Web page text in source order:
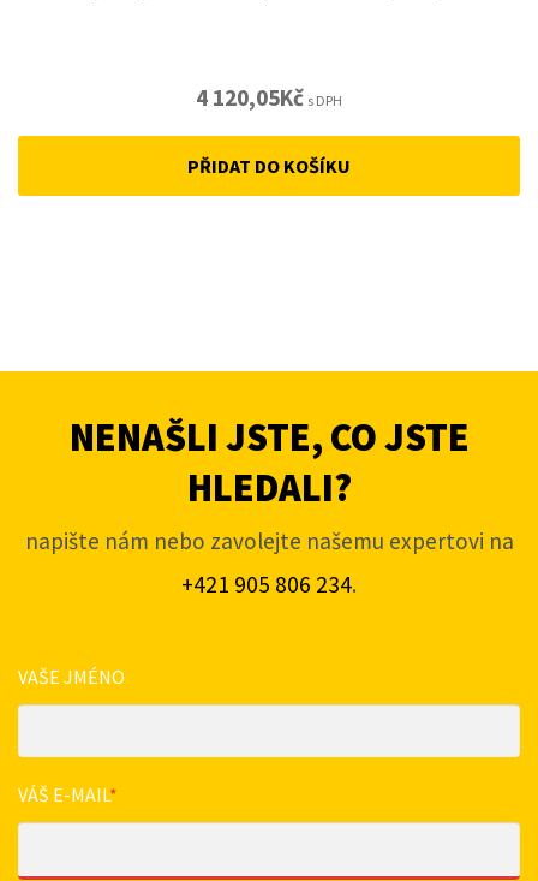
4 120,05Kč s DPH
PŘIDAT DO KOŠÍKU
NENAŠLI JSTE, CO JSTE
HLEDALI?
napište nám nebo zavolejte našemu expertovi na
+421 905 806 234.
VAŠE JMÉNO
VÁŠ E-MAIL*